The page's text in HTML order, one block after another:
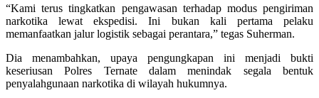
“Kami terus tingkatkan pengawasan terhadap modus pengiriman
narkotika lewat ekspedisi. Ini bukan kali pertama pelaku
memanfaatkan jalur logistik sebagai perantara,” tegas Suherman.
Dia menambahkan, upaya pengungkapan ini menjadi bukti
keseriusan Polres Ternate dalam menindak segala bentuk
penyalahgunaan narkotika di wilayah hukumnya.